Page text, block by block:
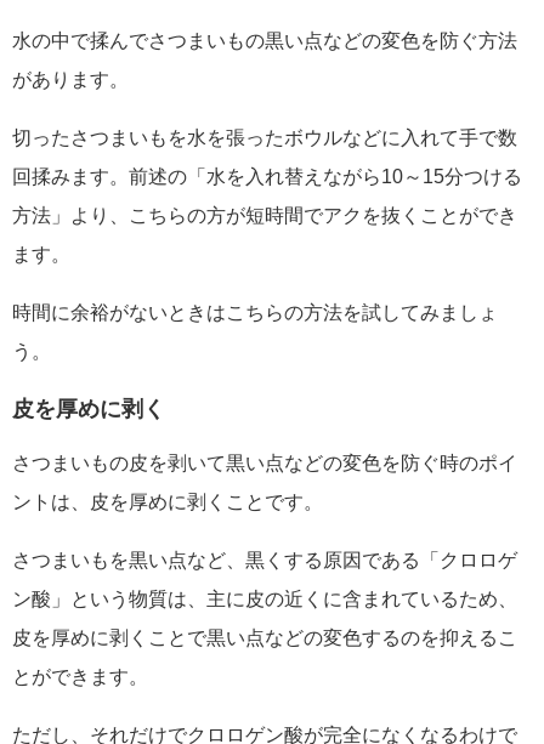
水の中で揉んでさつまいもの黒い点などの変色を防ぐ方法
があります。
切ったさつまいもを水を張ったボウルなどに入れて手で数
回揉みます。前述の「水を入れ替えながら10～15分つける
方法」より、こちらの方が短時間でアクを抜くことができ
ます。
時間に余裕がないときはこちらの方法を試してみましょ
う。
皮を厚めに剥く
さつまいもの皮を剥いて黒い点などの変色を防ぐ時のポイ
ントは、皮を厚めに剥くことです。
さつまいもを黒い点など、黒くする原因である「クロロゲ
ン酸」という物質は、主に皮の近くに含まれているため、
皮を厚めに剥くことで黒い点などの変色するのを抑えるこ
とができます。
ただし、それだけでクロロゲン酸が完全になくなるわけで